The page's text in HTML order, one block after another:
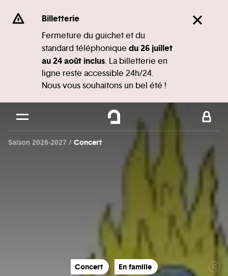
Se rendre au
Contenu principal
Pied de page
Billetterie
Fermeture du guichet et du
standard téléphonique du 26 juillet
au 24 août inclus. La billetterie en
ligne reste accessible 24h/24.
Nous vous souhaitons un bel été !
Saison 2026-2027 Concert
C
Concert En famille